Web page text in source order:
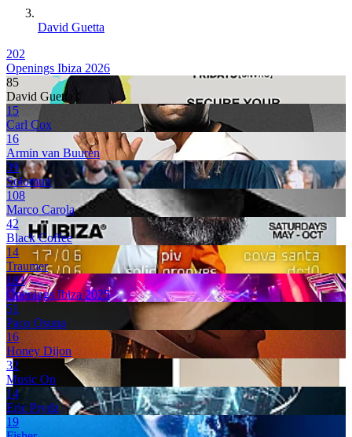
David Guetta
202
Openings Ibiza 2026
85
David Guetta
15
Carl Cox
16
Armin van Buuren
39
Solomun
108
Marco Carola
42
Black Coffee
14
Traumer
183
Openings Ibiza 2025
51
Paco Osuna
16
Honey Dijon
32
Music On
14
Eric Prydz
19